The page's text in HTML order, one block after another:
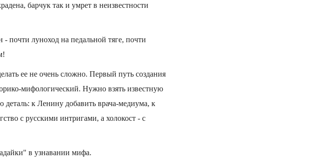
барчук так и умрет в неизвестности
почти луноход на педальной тяге, почти
ее не очень сложно. Первый путь создания
мифологический. Нужно взять известную
к Ленину добавить врача-медиума, к
с русскими интригами, а холокост - с
в узнавании мифа.